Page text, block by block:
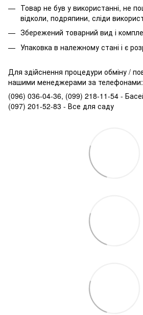
Товар не був у використанні, не
відколи, подряпини, сліди
Збережений товарний вид і
Упаковка в належному стані і є
Для здійснення процедури обміну /
нашими менеджерами за телефонами:
(096) 036-04-36, (099) 218-11-54 -
(097) 201-52-83 - Все для саду